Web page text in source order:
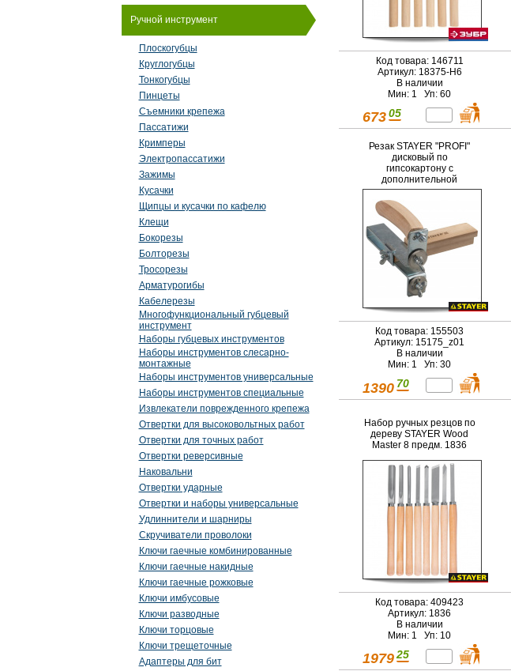
Ручной инструмент
Плоскогубцы
Круглогубцы
Тонкогубцы
Пинцеты
Съемники крепежа
Пассатижи
Кримперы
Электропассатижи
Зажимы
Кусачки
Щипцы и кусачки по кафелю
Клещи
Бокорезы
Болторезы
Тросорезы
Арматурогибы
Кабелерезы
Многофункциональный губцевый
инструмент
Наборы губцевых инструментов
Наборы инструментов слесарно-
монтажные
Наборы инструментов универсальные
Наборы инструментов специальные
Извлекатели поврежденного крепежа
Отвертки для высоковольтных работ
Отвертки для точных работ
Отвертки реверсивные
Наковальни
Отвертки ударные
Отвертки и наборы универсальные
Удлиннители и шарниры
Скручиватели проволоки
Ключи гаечные комбинированные
Ключи гаечные накидные
Ключи гаечные рожковые
Ключи имбусовые
Ключи разводные
Ключи торцовые
Ключи трещеточные
Адаптеры для бит
Код товара: 146711
Артикул: 18375-H6
В наличии
Мин: 1 Уп: 60
673 05
Резак STAYER "PROFI"
дисковый по
гипсокартону с
дополнительной
рукояткой 3-120мм
Код товара: 155503
Артикул: 15175_z01
В наличии
Мин: 1 Уп: 30
1390 70
Набор ручных резцов по
дереву STAYER Wood
Master 8 предм. 1836
Код товара: 409423
Артикул: 1836
В наличии
Мин: 1 Уп: 10
1979 25